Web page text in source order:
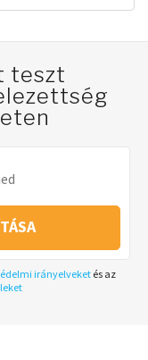
teszt
irányelveketés az